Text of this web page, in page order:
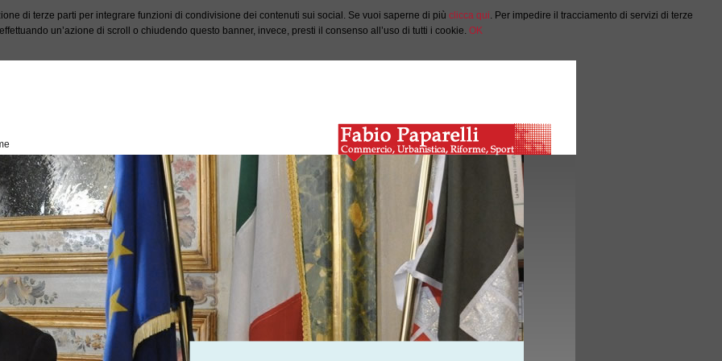
di terze parti per integrare funzioni di condivisione dei contenuti sui social. Se vuoi saperne di più clicca qui. Per impedire il tracciamento di servizi di terze
un’azione di scroll o chiudendo questo banner, invece, presti il consenso all’uso di tutti i cookie. OK